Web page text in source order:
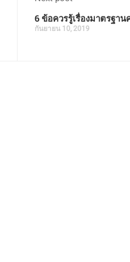
6 ข้อควรรู้เรื่องมาตรฐา
กันยายน 10, 2019